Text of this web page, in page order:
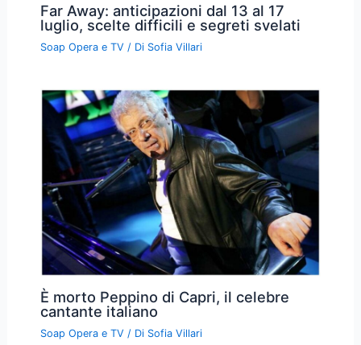
Far Away: anticipazioni dal 13 al 17
luglio, scelte difficili e segreti svelati
Soap Opera e TV / Di Sofia Villari
È morto Peppino di Capri, il celebre
cantante italiano
Soap Opera e TV / Di Sofia Villari